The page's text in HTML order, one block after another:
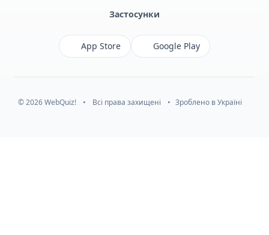
Застосунки
App Store Google Play
© 2026 WebQuiz! • Всі права захищені • Зроблено в Україні